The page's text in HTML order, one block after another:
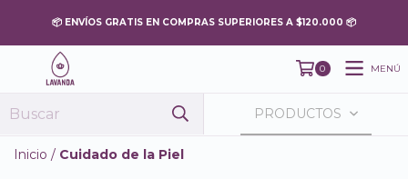
0 MENÚ
PRODUCTOS
Inicio / Cuidado de la Piel